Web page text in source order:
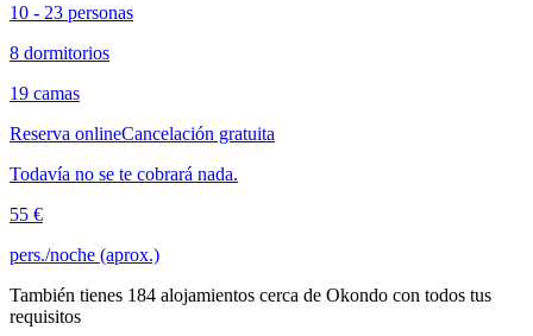
10 - 23 personas
8 dormitorios
19 camas
Reserva onlineCancelación gratuita
Todavía no se te cobrará nada.
55 €
pers./noche (aprox.)
También tienes 184 alojamientos cerca de Okondo con todos tus
requisitos